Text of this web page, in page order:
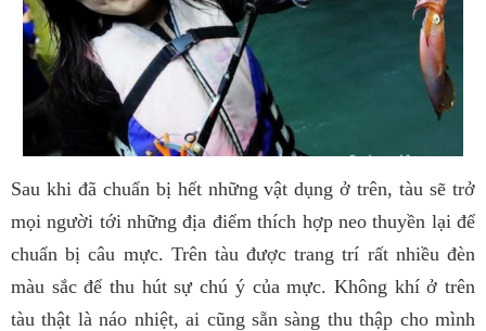
Sau khi đã chuẩn bị hết những vật dụng ở trên, tàu sẽ trở
mọi người tới những địa điểm thích hợp neo thuyền lại để
chuẩn bị câu mực. Trên tàu được trang trí rất nhiều đèn
màu sắc để thu hút sự chú ý của mực. Không khí ở trên
tàu thật là náo nhiệt, ai cũng sẵn sàng thu thập cho mình